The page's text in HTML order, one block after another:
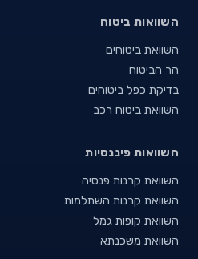
השוואות ביטוח
השוואת ביטוחים
הר הביטוח
בדיקת כפל ביטוחים
השוואת ביטוח רכב
השוואות פיננסיות
השוואת קרנות פנסיה
השוואת קרנות השתלמות
השוואת קופות גמל
השוואת משכנתא